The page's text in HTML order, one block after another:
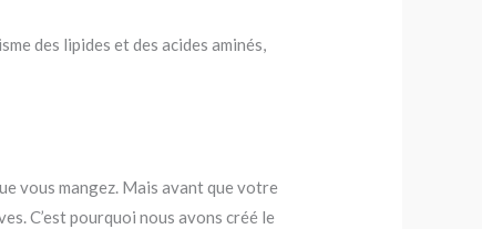
des lipides et des acides aminés,
vous mangez. Mais avant que votre
C’est pourquoi nous avons créé le